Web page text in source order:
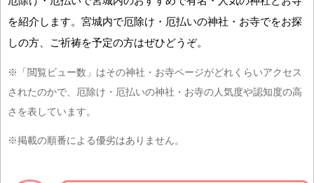
を紹介します。宮城内で厄除け・厄払いの神社・お寺でをお探
しの方、ご祈祷を予定の方はぜひどうぞ。
※「閲覧ビュー数」はその神社・お寺ページがどれくらいアクセス
されたのかで、厄除け・厄払いの神社・お寺の人気度や認知度の高
さを表しています。
※掲載の順番による優劣はありません。